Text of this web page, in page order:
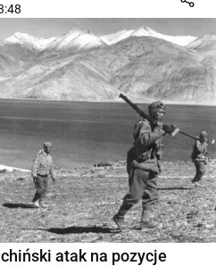
atak na pozycje